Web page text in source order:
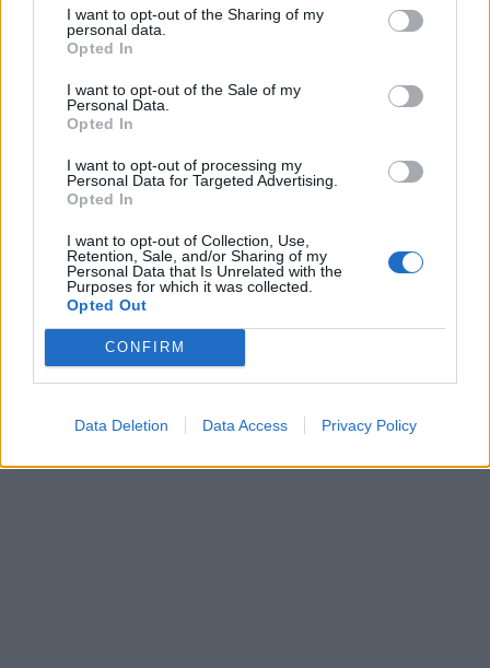
I want to opt-out of the Sharing of my
personal data.
Opted In
I want to opt-out of the Sale of my
Personal Data.
Opted In
I want to opt-out of processing my
Personal Data for Targeted Advertising.
Opted In
I want to opt-out of Collection, Use,
Retention, Sale, and/or Sharing of my
Personal Data that Is Unrelated with the
Purposes for which it was collected.
Opted Out
CONFIRM
Data Deletion Data Access Privacy Policy